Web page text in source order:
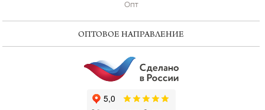
Опт
ОПТОВОЕ НАПРАВЛЕНИЕ